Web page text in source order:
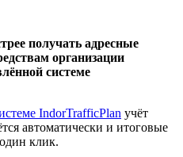
получать адресные
организации
системе
IndorTrafficPlan учёт
автоматически и итоговые
клик.